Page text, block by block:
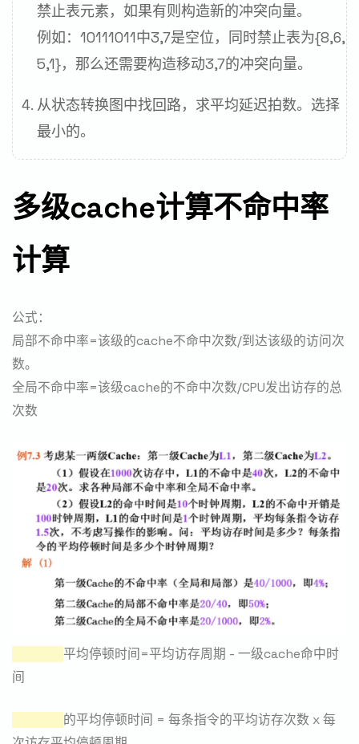
禁止表元素，如果有则构造新的冲突向量。
例如：10111011中3,7是空位，同时禁止表为{8,6,
5,1}，那么还需要构造移动3,7的冲突向量。
从状态转换图中找回路，求平均延迟拍数。选择
最小的。
多级cache计算不命中率
计算
公式：
局部不命中率=该级的cache不命中次数/到达该级的访问次
数。
全局不命中率=该级cache的不命中次数/CPU发出访存的总
次数
平均停顿时间=平均访存周期 - 一级cache命中时
间
的平均停顿时间 = 每条指令的平均访存次数 x 每